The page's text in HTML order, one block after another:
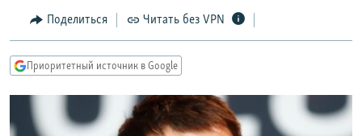
Вернутся
главной
навигации
Вернутся
МНЕНИЯ
IDEL.РЕАЛИИ
КАВКАЗ.РЕАЛИИ
Поделиться Читать без VPN
Приоритетный источник в Google